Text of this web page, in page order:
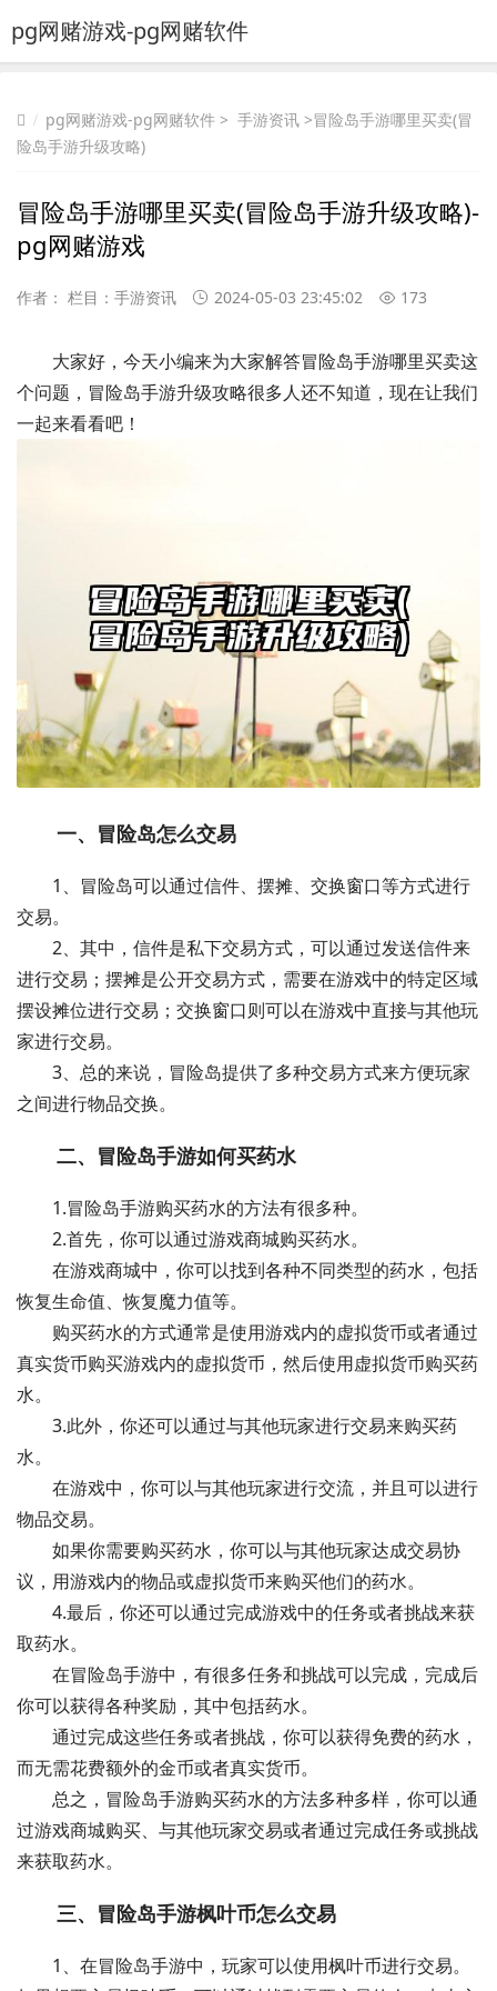
pg网赌游戏-pg网赌软件
pg网赌游戏-pg网赌软件 > 手游资讯 >冒险岛手游哪里买卖(冒
险岛手游升级攻略)
冒险岛手游哪里买卖(冒险岛手游升级攻略)-
pg网赌游戏
作者： 栏目： 手游资讯 2024-05-03 23:45:02 173
大家好，今天小编来为大家解答冒险岛手游哪里买卖这
个问题，冒险岛手游升级攻略很多人还不知道，现在让我们
一起来看看吧！
一、冒险岛怎么交易
1、冒险岛可以通过信件、摆摊、交换窗口等方式进行
交易。
2、其中，信件是私下交易方式，可以通过发送信件来
进行交易；摆摊是公开交易方式，需要在游戏中的特定区域
摆设摊位进行交易；交换窗口则可以在游戏中直接与其他玩
家进行交易。
3、总的来说，冒险岛提供了多种交易方式来方便玩家
之间进行物品交换。
二、冒险岛手游如何买药水
1.冒险岛手游购买药水的方法有很多种。
2.首先，你可以通过游戏商城购买药水。
在游戏商城中，你可以找到各种不同类型的药水，包括
恢复生命值、恢复魔力值等。
购买药水的方式通常是使用游戏内的虚拟货币或者通过
真实货币购买游戏内的虚拟货币，然后使用虚拟货币购买药
水。
3.此外，你还可以通过与其他玩家进行交易来购买药
水。
在游戏中，你可以与其他玩家进行交流，并且可以进行
物品交易。
如果你需要购买药水，你可以与其他玩家达成交易协
议，用游戏内的物品或虚拟货币来购买他们的药水。
4.最后，你还可以通过完成游戏中的任务或者挑战来获
取药水。
在冒险岛手游中，有很多任务和挑战可以完成，完成后
你可以获得各种奖励，其中包括药水。
通过完成这些任务或者挑战，你可以获得免费的药水，
而无需花费额外的金币或者真实货币。
总之，冒险岛手游购买药水的方法多种多样，你可以通
过游戏商城购买、与其他玩家交易或者通过完成任务或挑战
来获取药水。
三、冒险岛手游枫叶币怎么交易
1、在冒险岛手游中，玩家可以使用枫叶币进行交易。